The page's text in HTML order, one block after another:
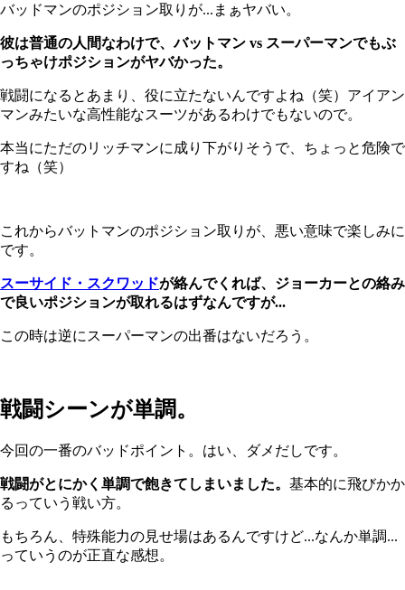
バッドマンのポジション取りが...まぁヤバい。
彼は普通の人間なわけで、バットマン vs スーパーマンでもぶ
っちゃけポジションがヤバかった。
戦闘になるとあまり、役に立たないんですよね（笑）アイアン
マンみたいな高性能なスーツがあるわけでもないので。
本当にただのリッチマンに成り下がりそうで、ちょっと危険で
すね（笑）
これからバットマンのポジション取りが、悪い意味で楽しみに
です。
スーサイド・スクワッドが絡んでくれば、ジョーカーとの絡み
で良いポジションが取れるはずなんですが...
この時は逆にスーパーマンの出番はないだろう。
戦闘シーンが単調。
今回の一番のバッドポイント。はい、ダメだしです。
戦闘がとにかく単調で飽きてしまいました。 基本的に飛びかか
るっていう戦い方。
もちろん、特殊能力の見せ場はあるんですけど...なんか単調...
っていうのが正直な感想。